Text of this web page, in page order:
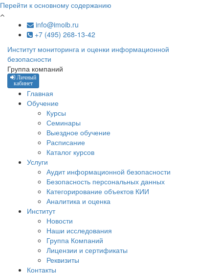
Перейти к основному содержанию
info@imoib.ru
+7 (495) 268-13-42
Институт мониторинга и оценки информационной
безопасности
Группа компаний
Личный
кабинет
Главная
Обучение
Курсы
Семинары
Выездное обучение
Расписание
Каталог курсов
Услуги
Аудит информационной безопасности
Безопасность персональных данных
Категорирование объектов КИИ
Аналитика и оценка
Институт
Новости
Наши исследования
Группа Компаний
Лицензии и сертификаты
Реквизиты
Контакты